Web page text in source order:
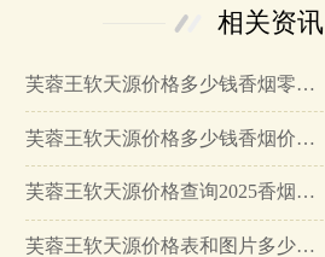
相关资讯
芙蓉王软天源价格多少钱香烟零售价格表图…
芙蓉王软天源价格多少钱香烟价格表大全…
芙蓉王软天源价格查询2025香烟价格表和图片…
芙蓉王软天源价格表和图片多少钱一包…